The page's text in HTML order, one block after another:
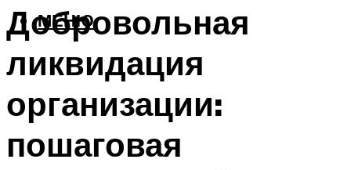
МЕНЮ
Добровольная
ликвидация
организации:
пошаговая